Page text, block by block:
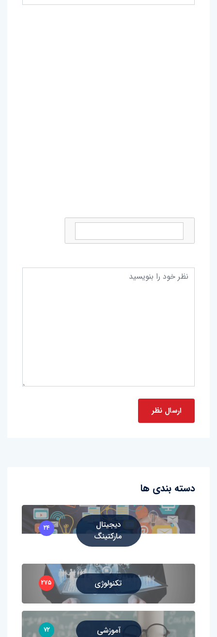
دسته بندی ها
دیجیتال
مارکتینگ
۲۴
تکنولوژی ۲۷۵
آموزشی ۷۲